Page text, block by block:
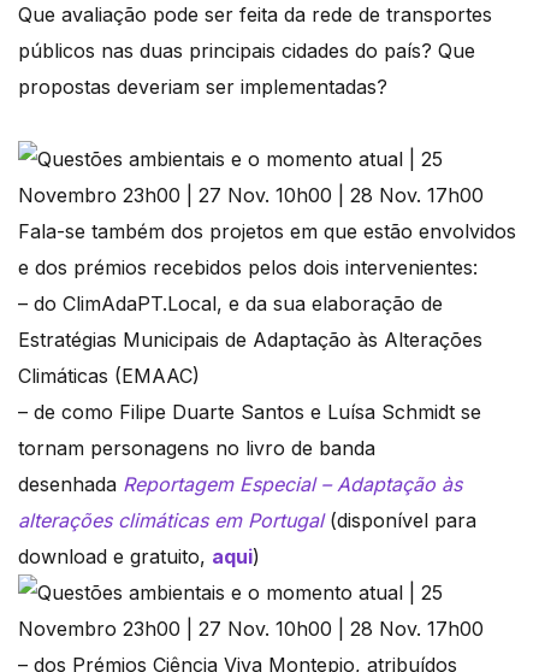
Que avaliação pode ser feita da rede de transportes
públicos nas duas principais cidades do país? Que
propostas deveriam ser implementadas?
Fala-se também dos projetos em que estão envolvidos
e dos prémios recebidos pelos dois intervenientes:
– do ClimAdaPT.Local, e da sua elaboração de
Estratégias Municipais de Adaptação às Alterações
Climáticas (EMAAC)
– de como Filipe Duarte Santos e Luísa Schmidt se
tornam personagens no livro de banda
desenhada Reportagem Especial – Adaptação às
alterações climáticas em Portugal(disponível para
download e gratuito, aqui)
– dos Prémios Ciência Viva Montepio, atribuídos